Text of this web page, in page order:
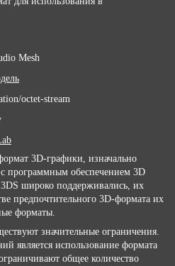
Mesh
octet-stream
3D-графики, изначально
программным обеспечением 3D
широко поддерживались, их
предпочтительного 3D-формата их
форматы.
значительные ограничения.
является использование формата
общее количество